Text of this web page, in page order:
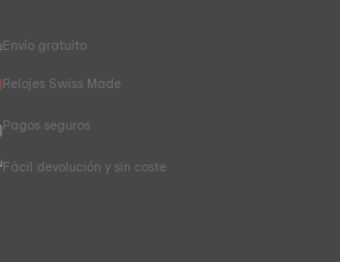
Envío gratuito
Relojes Swiss Made
Pagos seguros
Fácil devolución y sin coste